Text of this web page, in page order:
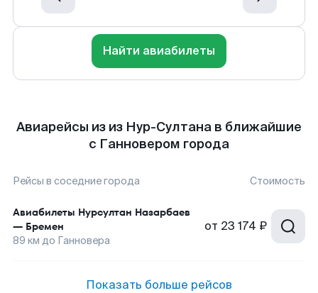
Найти авиабилеты
Авиарейсы из из Нур-Султана в ближайшие
с Ганновером города
Рейсы в соседние города Стоимость
Авиабилеты Нурсултан Назарбаев
— Бремен
89 км до Ганновера
от 23 174 ₽
Показать больше рейсов